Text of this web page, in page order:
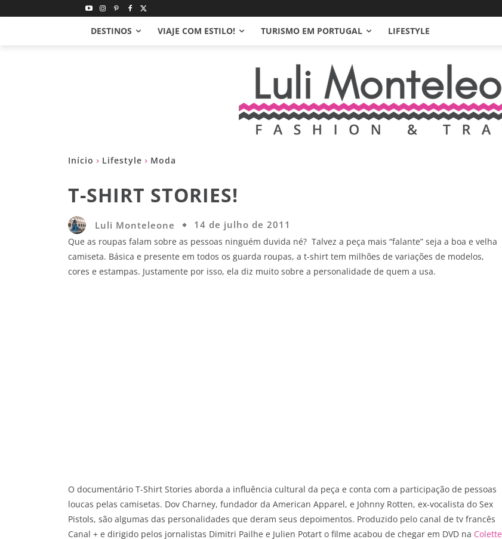
DESTINOS VIAJE COM ESTILO! TURISMO EM PORTUGAL LIFESTYLE
Início Lifestyle Moda
T-SHIRT STORIES!
Luli Monteleone 14 de julho de 2011
Que as roupas falam sobre as pessoas ninguém duvida né? Talvez a peça mais “falante” seja a boa e velha
camiseta. Básica e presente em todos os guarda roupas, a t-shirt tem milhões de variações de modelos,
cores e estampas. Justamente por isso, ela diz muito sobre a personalidade de quem a usa.
O documentário T-Shirt Stories aborda a influência cultural da peça e conta com a participação de pessoas
loucas pelas camisetas. Dov Charney, fundador da American Apparel, e Johnny Rotten, ex-vocalista do Sex
Pistols, são algumas das personalidades que deram seus depoimentos. Produzido pelo canal de tv francês
Canal + e dirigido pelos jornalistas Dimitri Pailhe e Julien Potart o filme acabou de chegar em DVD na Colette